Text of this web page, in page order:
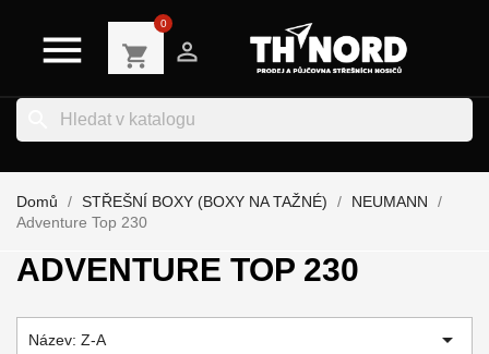
 shopping_cart
0

Domů STŘEŠNÍ BOXY (BOXY NA TAŽNÉ)
NEUMANN
Adventure Top 230
ADVENTURE TOP 230
Název: Z-A 